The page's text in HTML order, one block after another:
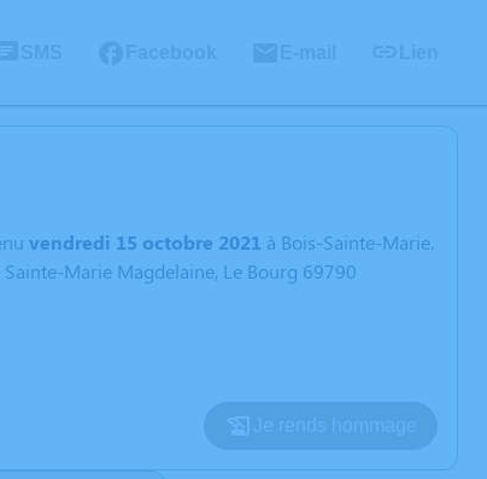
vendredi 15 octobre 2021 à Bois-Sainte-Marie.
Marie Magdelaine, Le Bourg 69790